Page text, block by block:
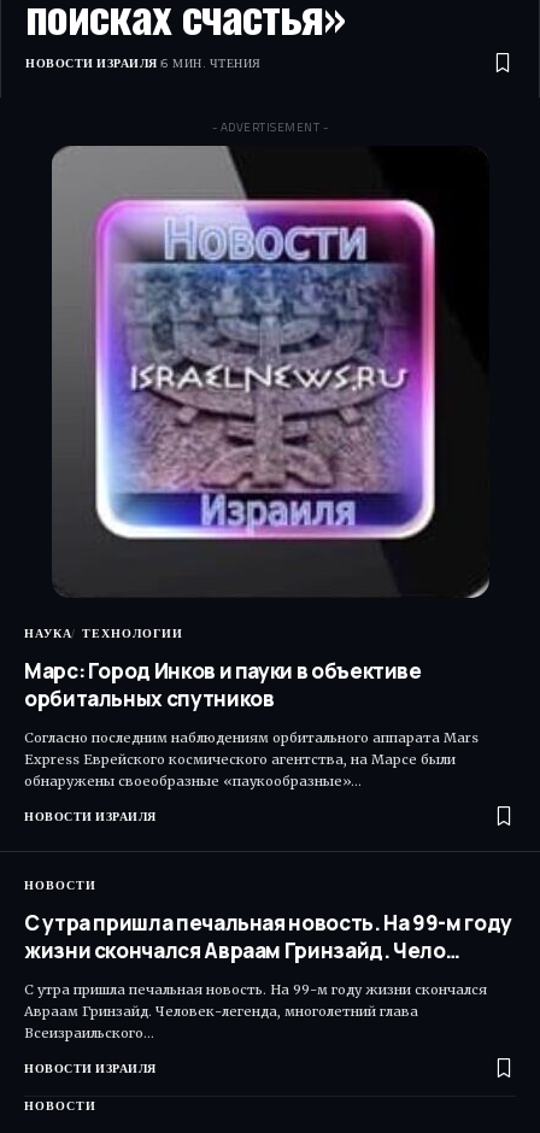
поисках счастья»
НОВОСТИ ИЗРАИЛЯ 6 МИН. ЧТЕНИЯ
- ADVERTISEMENT -
НАУКА ТЕХНОЛОГИИ
Марс: Город Инков и пауки в объективе
орбитальных спутников
Согласно последним наблюдениям орбитального аппарата Mars
Express Еврейского космического агентства, на Марсе были
обнаружены своеобразные «паукообразные»…
НОВОСТИ ИЗРАИЛЯ
НОВОСТИ
С утра пришла печальная новость. На 99-м году
жизни скончался Авраам Гринзайд. Чело…
С утра пришла печальная новость. На 99-м году жизни скончался
Авраам Гринзайд. Человек-легенда, многолетний глава
Всеизраильского…
НОВОСТИ ИЗРАИЛЯ
НОВОСТИ